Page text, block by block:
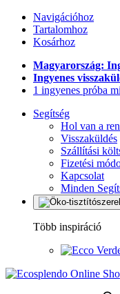
Navigációhoz
Tartalomhoz
Kosárhoz
Magyarország:
Ingyenes
1 ingyenes próba
Segítség
Hol van a
Visszaküldés
Szállítási
Fizetési
Kapcsolat
Minden
Több inspiráció